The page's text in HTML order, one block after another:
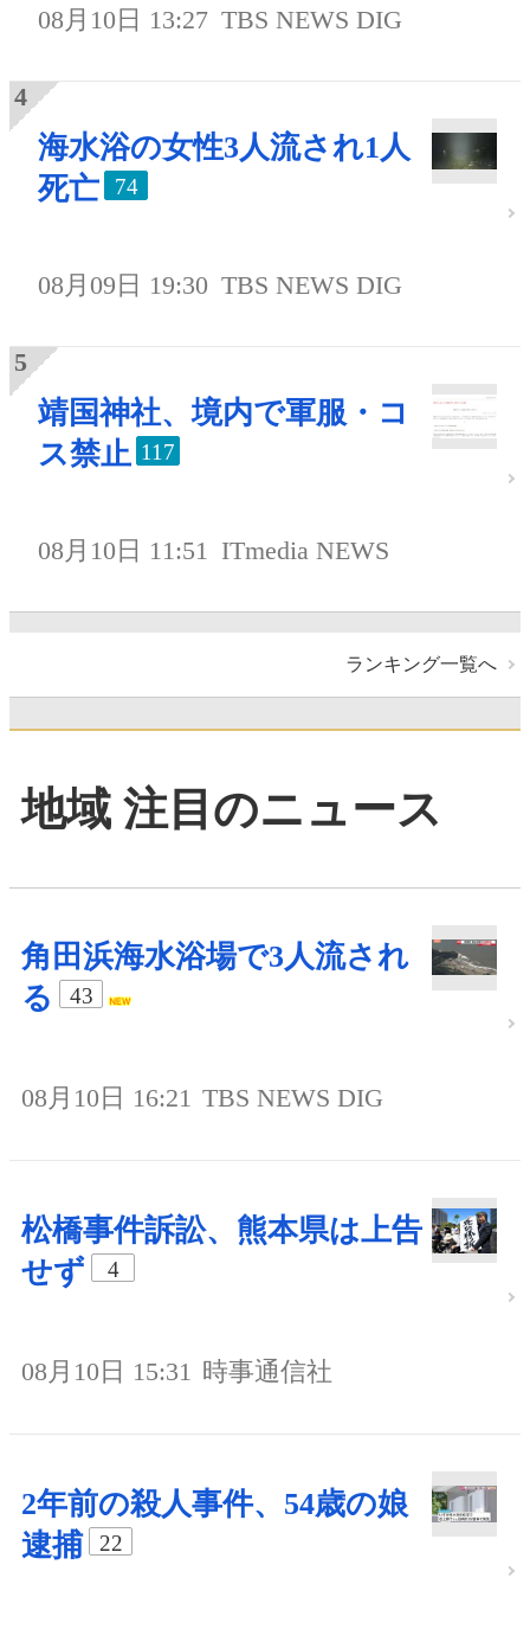
08月10日 13:27 TBS NEWS DIG
海水浴の女性3人流され1人
死亡
74
08月09日 19:30 TBS NEWS DIG
靖国神社、境内で軍服・コ
ス禁止 117
08月10日 11:51 ITmedia NEWS
ランキング一覧へ
地域 注目のニュース
角田浜海水浴場で3人流され
る
43
08月10日 16:21 TBS NEWS DIG
松橋事件訴訟、熊本県は上告
せず
4
08月10日 15:31 時事通信社
2年前の殺人事件、54歳の娘
逮捕
22